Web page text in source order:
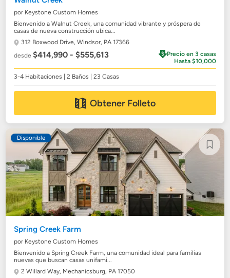
por Keystone Custom Homes
Bienvenido a Walnut Creek, una comunidad vibrante y próspera de
casas de nueva construcción ubica...
312 Boxwood Drive,Windsor, PA 17366
desde$414,990 - $555,613
Precio en 3 casas
Hasta $10,000
3-4 Habitaciones | 2 Baños | 23 Casas
Obtener Folleto
Disponible
Spring Creek Farm
por Keystone Custom Homes
Bienvenido a Spring Creek Farm, una comunidad ideal para familias
nuevas que buscan casas unifami...
2 Willard Way, Mechanicsburg, PA 17050